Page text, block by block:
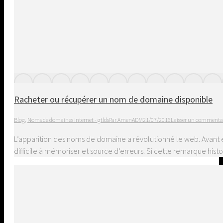
Racheter ou récupérer un nom de domaine disponible
Blog Noms de domaines internet - gtldsParAmenADM21/07/2016Laisser un
L’apparition des noms de domaine a révolutionné le web.
difficile à mémoriser et source d’erreurs. Si cette remarque